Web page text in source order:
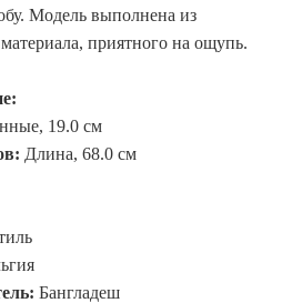
Модель выполнена из
приятного на ощупь.
19.0 см
Длина, 68.0 см
Бангладеш